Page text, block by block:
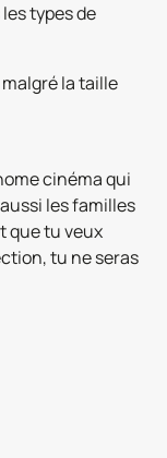
types de
la taille
cinéma qui
les familles
que tu veux
tu ne seras